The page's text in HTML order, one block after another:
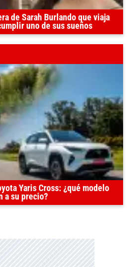
de Sarah Burlando que viaja
uno de sus sueños
Yaris Cross: ¿qué modelo
a su precio?